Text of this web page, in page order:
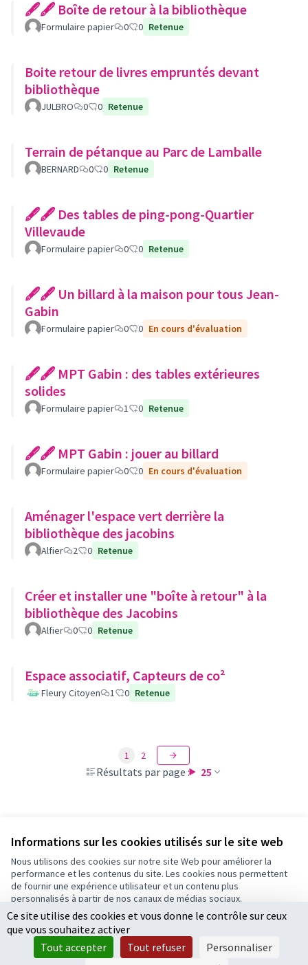
Informations sur les cookies utilisés sur le site web
Nous utilisons des cookies sur notre site Web pour améliorer la
performance et les contenus du site. Les cookies nous permettent
de fournir une expérience utilisateur et un contenu plus
personnalisés à partir de nos canaux de médias sociaux.
Tout accepter
Accepter seulement les cookies essentiels
Paramètres
🖋🖋 Boîte de retour à la bibliothèque
Formulaire papier 0 0 Retenue
Boite retour de livres empruntés devant
bibliothèque
JULBRO 0 0 Retenue
Terrain de pétanque au Parc de Lamballe
BERNARD 0 0 Retenue
🖋🖋 Des tables de ping-pong-Quartier
Villevaude
Formulaire papier 0 0 Retenue
🖋🖋 Un billard à la maison pour tous Jean-
Gabin
Formulaire papier 0 0 En cours d'évaluation
🖋🖋 MPT Gabin : des tables extérieures
solides
Formulaire papier 1 0 Retenue
🖋🖋 MPT Gabin : jouer au billard
Formulaire papier 0 0 En cours d'évaluation
Aménager l'espace vert derrière la
bibliothèque des jacobins
Alfier 2 0 Retenue
Créer et installer une "boîte à retour" à la
bibliothèque des Jacobins
Alfier 0 0 Retenue
Espace associatif, Capteurs de co²
Fleury Citoyen 1 0 Retenue
Résultats par page : 25
1 2
Conditions d'utilisation
Paramètres des cookies
(Lien externe)
Site réalisé parOpen Source Politics grâce aulogiciel libre
Licence
(Lien
Ce site utilise des cookies et vous donne le contrôle sur ceux
que vous souhaitez activer
Tout accepter
Tout refuser
Personnaliser